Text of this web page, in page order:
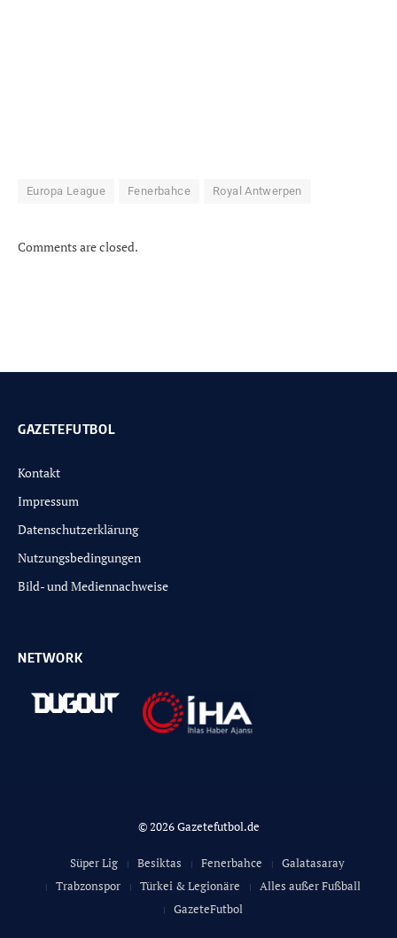
Europa League Fenerbahce Royal Antwerpen
Comments are closed.
GAZETEFUTBOL
Kontakt
Impressum
Datenschutzerklärung
Nutzungsbedingungen
Bild- und Mediennachweise
NETWORK
© 2026 Gazetefutbol.de
Süper Lig Besiktas Fenerbahce
Galatasaray
Trabzonspor
Türkei & Legionäre
Alles außer Fußball
GazeteFutbol